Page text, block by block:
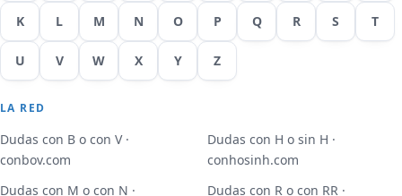
K L M N O P Q R S T
U V W X Y Z
LA RED
Dudas con B o con V ·
conbov.com
Dudas con H o sin H ·
conhosinh.com
Dudas con M o con N ·
Dudas con R o con RR ·